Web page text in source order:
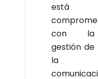
está
con la
gestión de
la